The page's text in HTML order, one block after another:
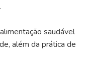
saudável
além da prática de